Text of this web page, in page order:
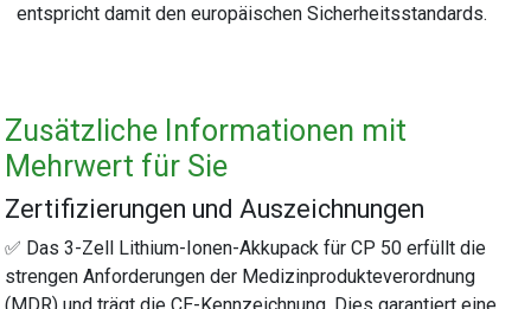
entspricht damit den europäischen Sicherheitsstandards.
Zusätzliche Informationen mit
Mehrwert für Sie
Zertifizierungen und Auszeichnungen
✅ Das 3-Zell Lithium-Ionen-Akkupack für CP 50 erfüllt die
strengen Anforderungen der Medizinprodukteverordnung
(MDR) und trägt die CE-Kennzeichnung. Dies garantiert eine